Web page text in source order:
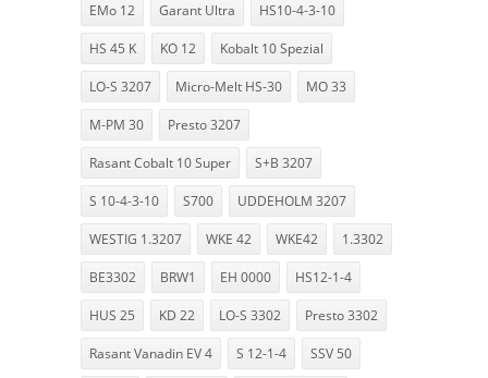
EMo 12 Garant Ultra HS10-4-3-10
HS 45 K KO 12 Kobalt 10 Spezial
LO-S 3207 Micro-Melt HS-30 MO 33
M-PM 30 Presto 3207
Rasant Cobalt 10 Super S+B 3207
S 10-4-3-10 S700 UDDEHOLM 3207
WESTIG 1.3207 WKE 42 WKE42 1.3302
BE3302 BRW1 EH 0000 HS12-1-4
HUS 25 KD 22 LO-S 3302 Presto 3302
Rasant Vanadin EV 4 S 12-1-4 SSV 50